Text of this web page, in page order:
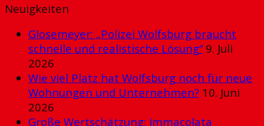
Neuigkeiten
Glosemeyer: „Polizei Wolfsburg braucht
schnelle und realistische Lösung“ 9. Juli
2026
Wie viel Platz hat Wolfsburg noch für neue
Wohnungen und Unternehmen? 10. Juni
2026
Große Wertschätzung: Immacolata